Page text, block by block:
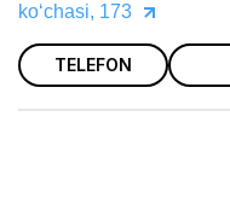
koʻchasi, 173
TELEFON